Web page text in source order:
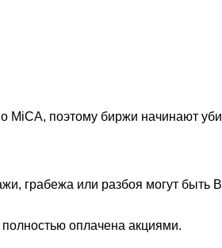
MiCA, поэтому биржи начинают
грабежа или разбоя могут
оплачена акциями.